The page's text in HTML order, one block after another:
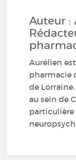
Auteur :
Aurélien
pharmacie
de
au sein de
particulière